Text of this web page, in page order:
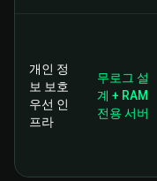
개인 정
보 보호
우선 인
프라
무로그 설
계 + RAM
전용 서버